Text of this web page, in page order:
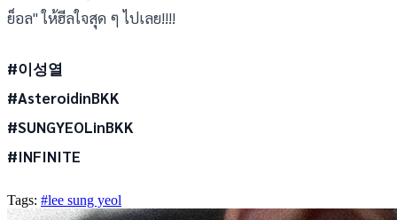
ย็อล" ให้ฮีลใจสุด ๆ ไปเลย!!!!
#이성열
#AsteroidinBKK
#SUNGYEOLinBKK
#INFINITE
Tags: #lee sung yeol